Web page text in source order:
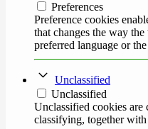
Preferences
Preference cookies
that changes the way
preferred language or
Unclassified
Unclassified
Unclassified cookies are
classifying, together